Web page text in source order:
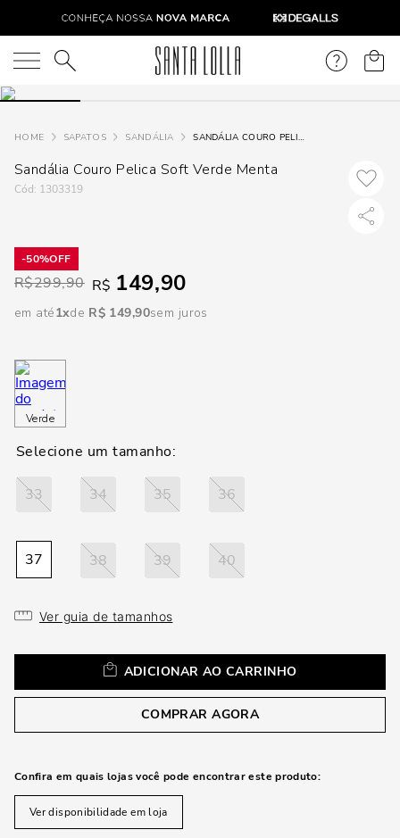
O que você está procurando?
SAPATOS SANDÁLIA SANDÁLIA COURO PELICA SOFT VERDE MENTA
Sandália Couro Pelica Soft Verde Menta
: 1303319
50%
R$299,90 R$ 149,90
em até1 R$ 149,90sem juros
Verde
33 34 35 36
37 38 39 40
Ver guia de tamanhos
ADICIONAR AO CARRINHO
COMPRAR AGORA
Confira em quais lojas você pode encontrar este produto:
Ver disponibilidade em loja